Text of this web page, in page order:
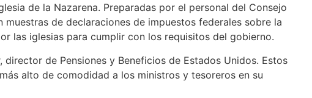
de la Nazarena. Preparadas por el personal del Consejo
de declaraciones de impuestos federales sobre la
las iglesias para cumplir con los requisitos del gobierno.
de Pensiones y Beneficios de Estados Unidos. Estos
alto de comodidad a los ministros y tesoreros en su